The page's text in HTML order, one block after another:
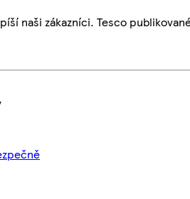
naši zákazníci. Tesco